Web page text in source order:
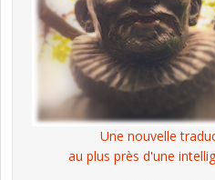
Une nouvelle
au plus près d'une